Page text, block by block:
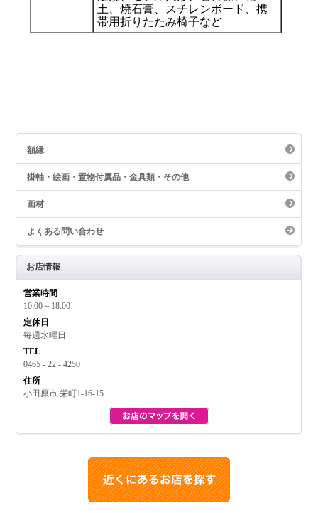
お買い物
土、焼石膏、スチレンボード、携
帯用折りたたみ椅子など
額縁
掛軸・絵画・置物付属品・金具類・その他
画材
よくある問い合わせ
お店情報
営業時間
10:00～18:00
定休日
毎週水曜日
TEL
0465 - 22 - 4250
住所
小田原市 栄町1-16-15